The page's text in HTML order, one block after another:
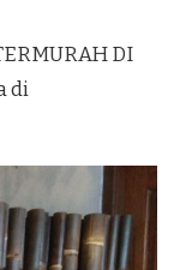
BAMBU
TERMURAH
DI
di